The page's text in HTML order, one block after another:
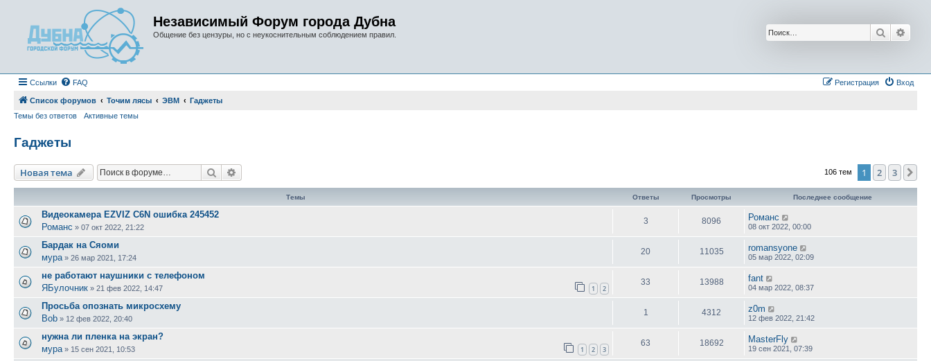
Независимый Форум города Дубна
Общение без цензуры, но с неукоснительным соблюдением правил. Поиск
Ссылки FAQ Вход
Регистрация
Список форумов Точим лясы ЭВМ
Гаджеты
Темы без ответов
Активные темы
Гаджеты
Новая тема Поиск 106 тем 1 2 3
Темы Ответы Просмотры Последнее сообщение
Видеокамера EZVIZ C6N ошибка 245452
Романс » 07 окт 2022, 21:22
3 8096 Романс
08 окт 2022, 00:00
Бардак на Сяоми
мура » 26 мар 2021, 17:24
20 11035 romansyone
05 мар 2022, 02:09
не работают наушники с телефоном
ЯБулочник » 21 фев 2022, 14:47 1 2
33 13988 fant
04 мар 2022, 08:37
Просьба опознать микросхему
Bob » 12 фев 2022, 20:40
1 4312 z0m
12 фев 2022, 21:42
нужна ли пленка на экран?
мура » 15 сен 2021, 10:53 1 2 3
63 18692 MasterFly
19 сен 2021, 07:39